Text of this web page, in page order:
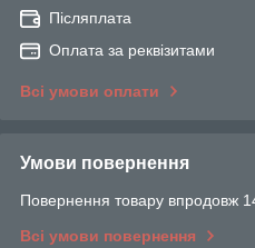
Післяплата
Оплата за реквізитами
Всі умови оплати
Умови повернення
Повернення товару впродовж
Всі умови повернення